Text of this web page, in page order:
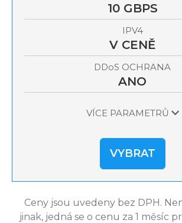
10 GBPS
IPV4
V CENĚ
DDoS OCHRANA
ANO
VÍCE PARAMETRŮ
VYBRAT
Ceny jsou uvedeny bez DPH.
jinak, jedná se o cenu za 1 měsíc